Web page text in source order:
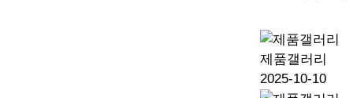
제품갤러리
2025-10-10